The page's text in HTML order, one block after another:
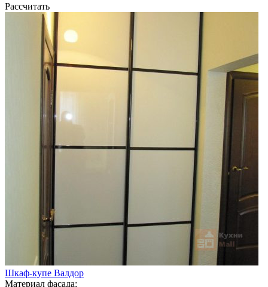
Рассчитать
Шкаф-купе Валдор
Материал фасада: